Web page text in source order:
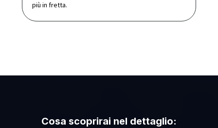
più in fretta.
Cosa scoprirai nel dettaglio: